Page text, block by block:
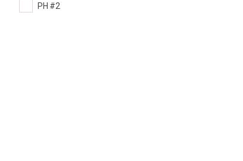
PH #2